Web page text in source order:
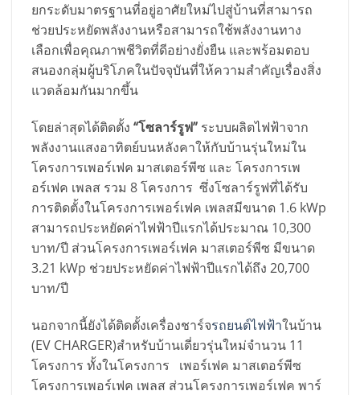
ยกระดับมาตรฐานที่อยู่อาศัยใหม่ไปสู่บ้านที่สามารถ
ช่วยประหยัดพลังงานหรือสามารถใช้พลังงานทาง
เลือกเพื่อคุณภาพชีวิตที่ดีอย่างยั่งยืน และพร้อมตอบ
สนองกลุ่มผู้บริโภคในปัจจุบันที่ให้ความสำคัญเรื่องสิ่ง
แวดล้อมกันมากขึ้น
โดยล่าสุดได้ติดตั้ง “โซลาร์รูฟ” ระบบผลิตไฟฟ้าจาก
พลังงานแสงอาทิตย์บนหลังคาให้กับบ้านรุ่นใหม่ใน
โครงการเพอร์เฟค มาสเตอร์พีซ และ โครงการเพ
อร์เฟค เพลส รวม 8 โครงการ ซึ่งโซลาร์รูฟที่ได้รับ
การติดตั้งในโครงการเพอร์เฟค เพลสมีขนาด 1.6 kWp
สามารถประหยัดค่าไฟฟ้าปีแรกได้ประมาณ 10,300
บาท/ปี ส่วนโครงการเพอร์เฟค มาสเตอร์พีซ มีขนาด
3.21 kWp ช่วยประหยัดค่าไฟฟ้าปีแรกได้ถึง 20,700
บาท/ปี
นอกจากนี้ยังได้ติดตั้งเครื่องชาร์จรถยนต์ไฟฟ้าในบ้าน
(EV CHARGER)สำหรับบ้านเดี่ยวรุ่นใหม่จำนวน 11
โครงการ ทั้งในโครงการ เพอร์เฟค มาสเตอร์พีซ
โครงการเพอร์เฟค เพลส ส่วนโครงการเพอร์เฟค พาร์